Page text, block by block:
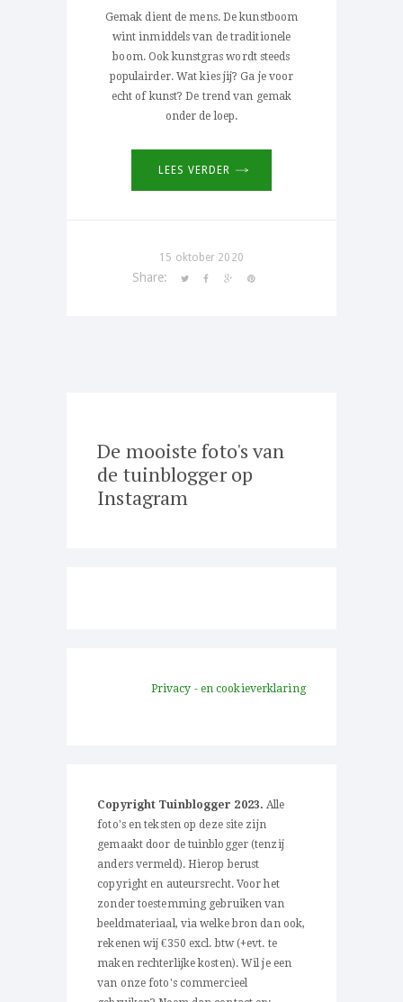
Gemak dient de mens. De kunstboom
wint inmiddels van de traditionele
boom. Ook kunstgras wordt steeds
populairder. Wat kies jij? Ga je voor
echt of kunst? De trend van gemak
onder de loep.
LEES VERDER
15 oktober 2020
Share:
De mooiste foto's van
de tuinblogger op
Instagram
Privacy - en cookieverklaring
Copyright Tuinblogger 2023. Alle
foto's en teksten op deze site zijn
gemaakt door de tuinblogger (tenzij
anders vermeld). Hierop berust
copyright en auteursrecht. Voor het
zonder toestemming gebruiken van
beeldmateriaal, via welke bron dan ook,
rekenen wij €350 excl. btw (+evt. te
maken rechterlijke kosten). Wil je een
van onze foto's commercieel